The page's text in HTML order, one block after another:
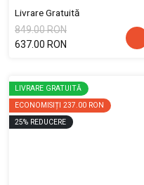
Livrare Gratuită
849.00 RON
637.00 RON
LIVRARE GRATUITĂ
ECONOMISIȚI 237.00 RON
25% REDUCERE